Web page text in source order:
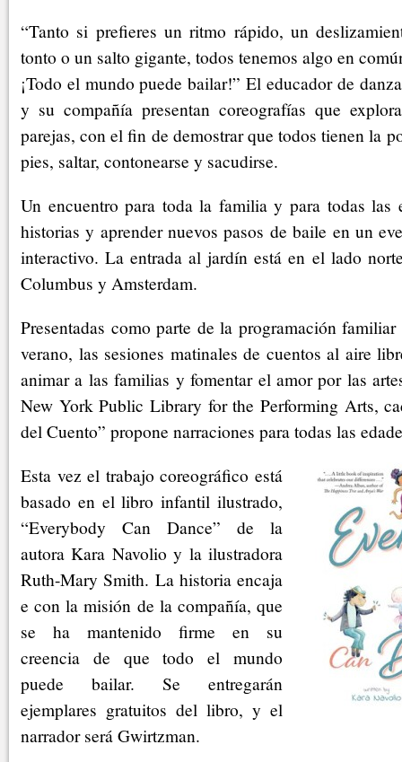
“Tanto si prefieres un ritmo rápido, un
tonto o un salto gigante, todos tenemos algo en
¡Todo el mundo puede bailar!” El educador de
y su compañía presentan coreografías que
parejas, con el fin de demostrar que todos tienen la
pies, saltar, contonearse y sacudirse.
Un encuentro para toda la familia y para todas las
historias y aprender nuevos pasos de baile en un
interactivo. La entrada al jardín está en el lado
Columbus y Amsterdam.
Presentadas como parte de la programación
verano, las sesiones matinales de cuentos al aire
animar a las familias y fomentar el amor por las
New York Public Library for the Performing Arts,
del Cuento” propone narraciones para todas las
Esta vez el trabajo coreográfico está
basado en el libro infantil ilustrado,
“Everybody Can Dance” de la
autora Kara Navolio y la ilustradora
Ruth-Mary Smith. La historia encaja
e con la misión de la compañía, que
se ha mantenido firme en su
creencia de que todo el mundo
puede bailar. Se entregarán
ejemplares gratuitos del libro, y el
narrador será Gwirtzman.